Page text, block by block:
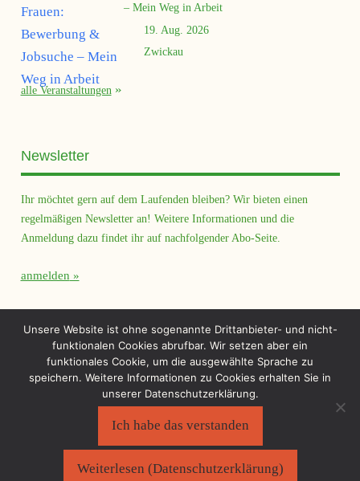
– Mein Weg in Arbeit
19. Aug. 2026
Zwickau
alle Veranstaltungen
Newsletter
Ihr möchtet gern auf dem Laufenden bleiben? Wir bieten einen
regelmäßigen Newsletter an! Weitere Informationen und die
Anmeldung dazu findet ihr auf nachfolgender Abo-Seite.
anmelden
Unsere Website ist ohne sogenannte Drittanbieter- und nicht-
funktionalen Cookies abrufbar. Wir setzen aber ein
funktionales Cookie, um die ausgewählte Sprache zu
speichern. Weitere Informationen zu Cookies erhalten Sie in
unserer Datenschutzerklärung.
Ich habe das verstanden
Weiterlesen (Datenschutzerklärung)